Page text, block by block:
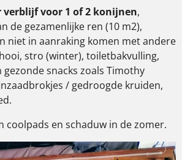
verblijf voor 1 of 2 konijnen,
de gezamenlijke ren (10 m2),
niet in aanraking komen met andere
stro (winter), toiletbakvulling,
snacks zoals Timothy
/ gedroogde kruiden,
coolpads en schaduw in de zomer.